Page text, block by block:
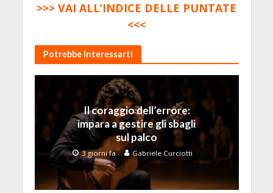
>>> VAI ALL’INDICE DELLE PUNTATE
<<<
Potrebbe Interessarti
Il coraggio dell’errore:
impara a gestire gli sbagli
sul palco
3 giorni fa Gabriele Curciotti